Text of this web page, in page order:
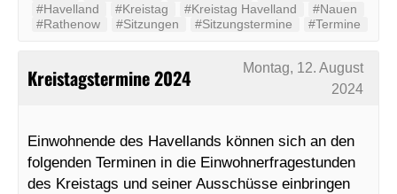
#Havelland
#Kreistag #Kreistag Havelland
#Nauen
#Rathenow
#Sitzungen #Sitzungstermine #Termine
Kreistagstermine 2024
Montag, 12. August
2024
Einwohnende des Havellands können sich an den
folgenden Terminen in die Einwohnerfragestunden
des Kreistags und seiner Ausschüsse einbringen